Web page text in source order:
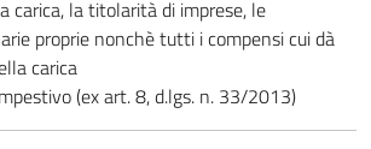
carica, la titolarità di imprese, le
proprie nonchè tutti i compensi cui dà
carica
(ex art. 8, d.lgs. n. 33/2013)